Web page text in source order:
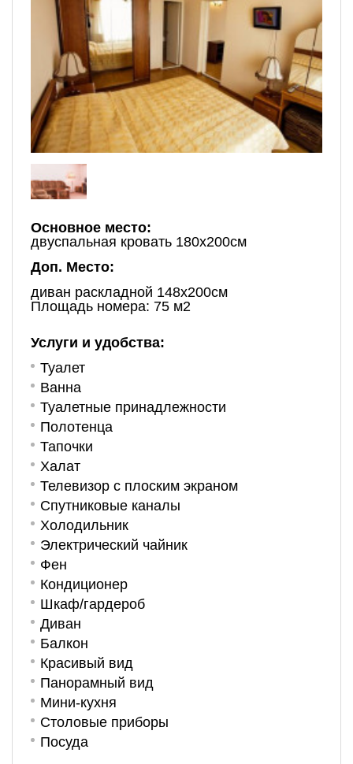
Основное место:
двуспальная кровать 180х200см
Доп. Место:
диван раскладной 148х200см
Площадь номера: 75 м2
Услуги и удобства:
Туалет
Ванна
Туалетные принадлежности
Полотенца
Тапочки
Халат
Телевизор с плоским экраном
Спутниковые каналы
Холодильник
Электрический чайник
Фен
Кондиционер
Шкаф/гардероб
Диван
Балкон
Красивый вид
Панорамный вид
Мини-кухня
Столовые приборы
Посуда